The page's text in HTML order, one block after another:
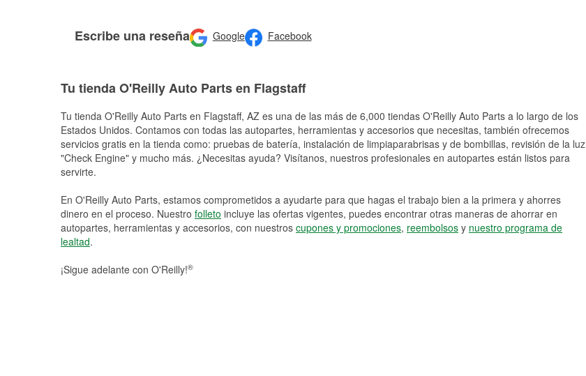
Escribe una reseña Google Facebook
Tu tienda O'Reilly Auto Parts en Flagstaff
Tu tienda O'Reilly Auto Parts en Flagstaff, AZ es una de las más de 6,000 tiendas O'Reilly Auto Parts a lo largo de los
Estados Unidos. Contamos con todas las autopartes, herramientas y accesorios que necesitas, también ofrecemos
servicios gratis en la tienda como: pruebas de batería, instalación de limpiaparabrisas y de bombillas, revisión de la luz
"Check Engine" y mucho más. ¿Necesitas ayuda? Visítanos, nuestros profesionales en autopartes están listos para
servirte.
En O'Reilly Auto Parts, estamos comprometidos a ayudarte para que hagas el trabajo bien a la primera y ahorres
dinero en el proceso. Nuestro folleto incluye las ofertas vigentes, puedes encontrar otras maneras de ahorrar en
autopartes, herramientas y accesorios, con nuestros cupones y promociones, reembolsos y nuestro programa de
lealtad.
¡Sigue adelante con O'Reilly!®